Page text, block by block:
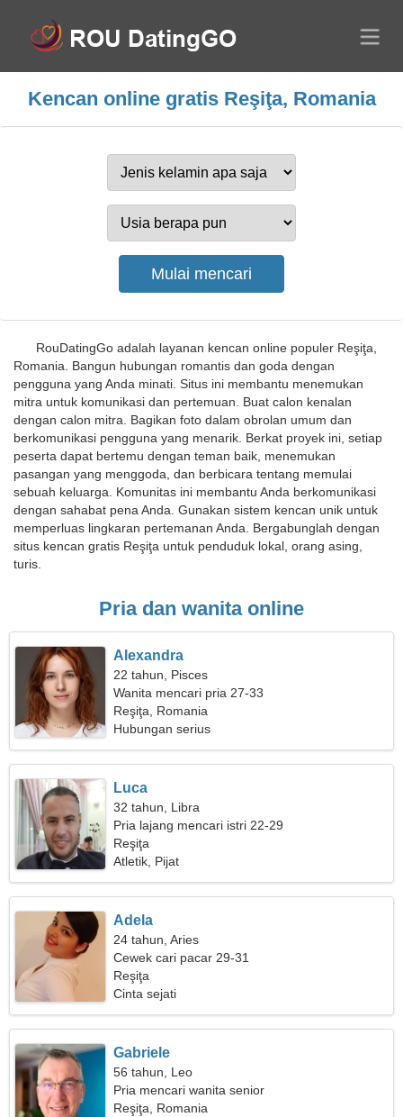
Kencan online gratis Reşiţa, Romania
RouDatingGo adalah layanan kencan online populer Reşiţa,
Romania. Bangun hubungan romantis dan goda dengan
pengguna yang Anda minati. Situs ini membantu menemukan
mitra untuk komunikasi dan pertemuan. Buat calon kenalan
dengan calon mitra. Bagikan foto dalam obrolan umum dan
berkomunikasi pengguna yang menarik. Berkat proyek ini, setiap
peserta dapat bertemu dengan teman baik, menemukan
pasangan yang menggoda, dan berbicara tentang memulai
sebuah keluarga. Komunitas ini membantu Anda berkomunikasi
dengan sahabat pena Anda. Gunakan sistem kencan unik untuk
memperluas lingkaran pertemanan Anda. Bergabunglah dengan
situs kencan gratis Reşiţa untuk penduduk lokal, orang asing,
turis.
Pria dan wanita online
Alexandra
22 tahun, Pisces
Wanita mencari pria 27-33
Reşiţa, Romania
Hubungan serius
Luca
32 tahun, Libra
Pria lajang mencari istri 22-29
Reşiţa
Atletik, Pijat
Adela
24 tahun, Aries
Cewek cari pacar 29-31
Reşiţa
Cinta sejati
Gabriele
56 tahun, Leo
Pria mencari wanita senior
Reşiţa, Romania